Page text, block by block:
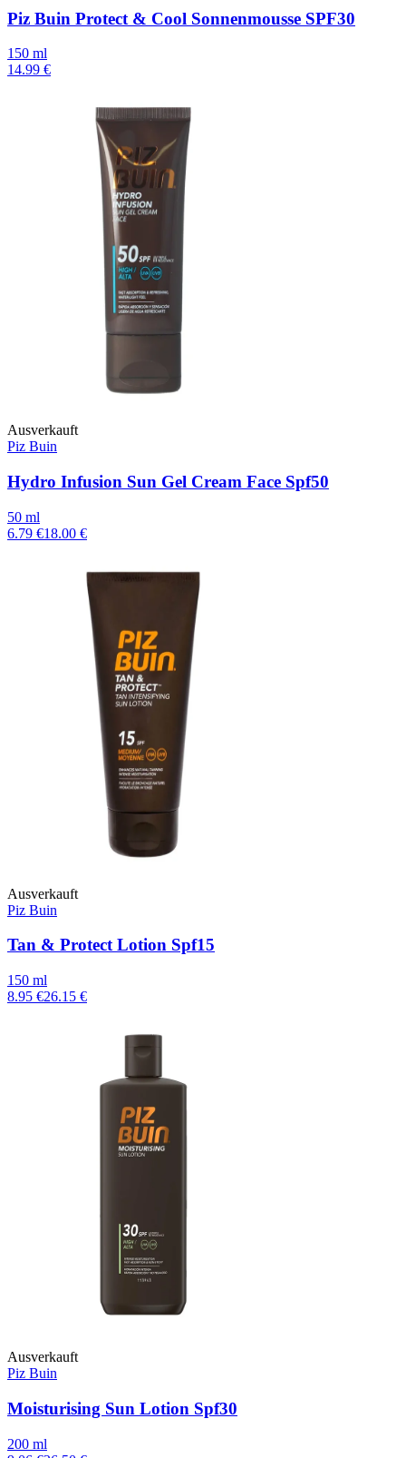
Piz Buin Protect & Cool Sonnenmousse SPF30
150 ml
14.99 €
Ausverkauft
Piz Buin
Hydro Infusion Sun Gel Cream Face Spf50
50 ml
6.79 €18.00 €
Ausverkauft
Piz Buin
Tan & Protect Lotion Spf15
150 ml
8.95 €26.15 €
Ausverkauft
Piz Buin
Moisturising Sun Lotion Spf30
200 ml